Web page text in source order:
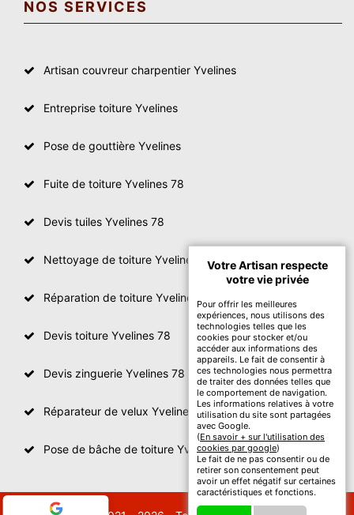
NOS SERVICES
Artisan couvreur charpentier Yvelines
Entreprise toiture Yvelines
Pose de gouttière Yvelines
Fuite de toiture Yvelines 78
Devis tuiles Yvelines 78
Nettoyage de toiture Yvelines
Réparation de toiture Yvelines 78
Devis toiture Yvelines 78
Devis zinguerie Yvelines 78
Réparateur de velux Yvelines 78
Pose de bâche de toiture Yvelines 78
Votre Artisan respecte
votre vie privée
Pour offrir les meilleures
expériences, nous utilisons des
technologies telles que les
cookies pour stocker et/ou
accéder aux informations des
appareils. Le fait de consentir à
ces technologies nous permettra
de traiter des données telles que
le comportement de navigation.
Les informations relatives à votre
utilisation du site sont partagées
avec Google.
(En savoir + sur l'utilisation des
cookies par google)
Le fait de ne pas consentir ou de
retirer son consentement peut
avoir un effet négatif sur certaines
caractéristiques et fonctions.